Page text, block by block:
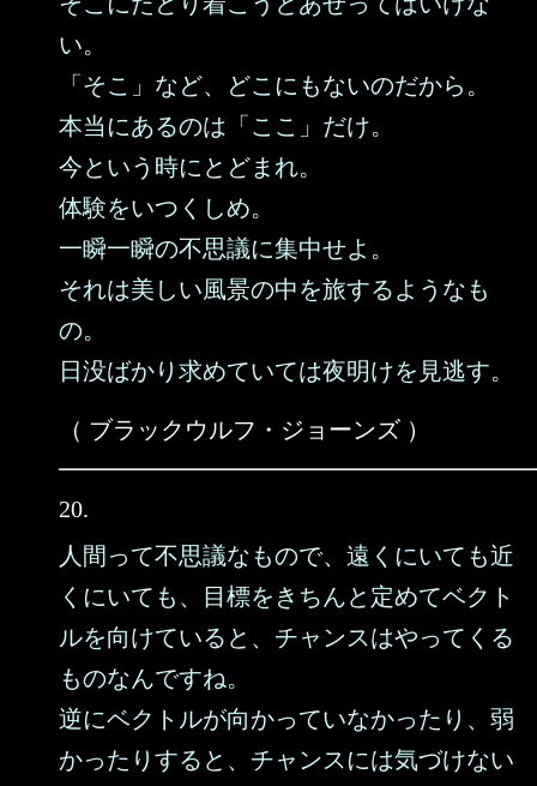
い。
「そこ」など、どこにもないのだから。
本当にあるのは「ここ」だけ。
今という時にとどまれ。
体験をいつくしめ。
一瞬一瞬の不思議に集中せよ。
それは美しい風景の中を旅するようなも
の。
日没ばかり求めていては夜明けを見逃す。
（ ブラックウルフ・ジョーンズ ）
20.
人間って不思議なもので、遠くにいても近
くにいても、目標をきちんと定めてベクト
ルを向けていると、チャンスはやってくる
ものなんですね。
逆にベクトルが向かっていなかったり、弱
かったりすると、チャンスには気づけない